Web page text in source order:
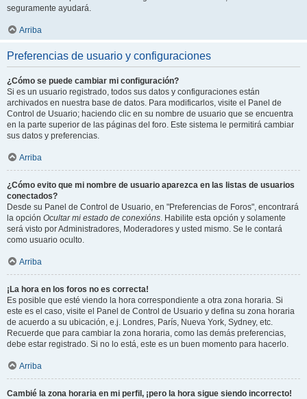
seguramente ayudará.
Arriba
Preferencias de usuario y configuraciones
¿Cómo se puede cambiar mi configuración?
Si es un usuario registrado, todos sus datos y configuraciones están
archivados en nuestra base de datos. Para modificarlos, visite el Panel de
Control de Usuario; haciendo clic en su nombre de usuario que se encuentra
en la parte superior de las páginas del foro. Este sistema le permitirá cambiar
sus datos y preferencias.
Arriba
¿Cómo evito que mi nombre de usuario aparezca en las listas de usuarios
conectados?
Desde su Panel de Control de Usuario, en "Preferencias de Foros", encontrará
la opción Ocultar mi estado de conexións. Habilite esta opción y solamente
será visto por Administradores, Moderadores y usted mismo. Se le contará
como usuario oculto.
Arriba
¡La hora en los foros no es correcta!
Es posible que esté viendo la hora correspondiente a otra zona horaria. Si
este es el caso, visite el Panel de Control de Usuario y defina su zona horaria
de acuerdo a su ubicación, e.j. Londres, París, Nueva York, Sydney, etc.
Recuerde que para cambiar la zona horaria, como las demás preferencias,
debe estar registrado. Si no lo está, este es un buen momento para hacerlo.
Arriba
Cambié la zona horaria en mi perfil, ¡pero la hora sigue siendo incorrecto!